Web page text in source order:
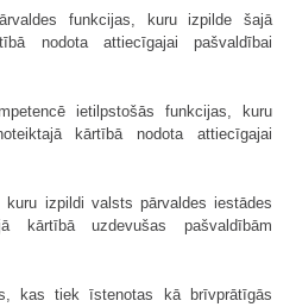
funkcijas, kuru izpilde šajā
nodota attiecīgajai pašvaldībai
ietilpstošās funkcijas, kuru
kārtībā nodota attiecīgajai
kuru izpildi valsts pārvaldes iestādes
kārtībā uzdevušas pašvaldībām
kas tiek īstenotas kā brīvprātīgās